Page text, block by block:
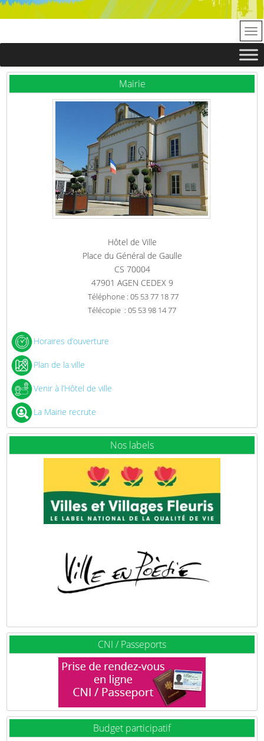
Mairie
Hôtel de Ville
Place du Général de Gaulle
CS 70004
47901 AGEN CEDEX 9
Téléphone : 05 53 77 18 77
Télécopie : 05 53 98 14 77
Horaires d’ouverture
Plan de la ville
Venir à l’Hôtel de ville
La Mairie recrute
Nos labels
CNI / Passeports
Budget participatif